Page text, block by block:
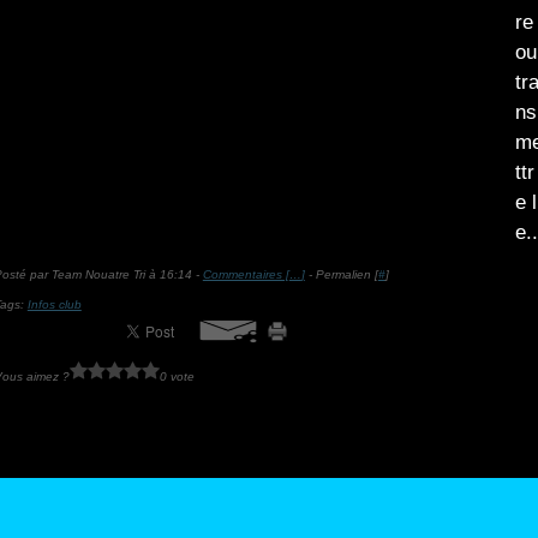
re
ou
ns
ttr
e l
par Team Nouatre Tri à 16:14 - Commentaires [… ]- Permalien [#]
Infos club
aimez ? 0 vote